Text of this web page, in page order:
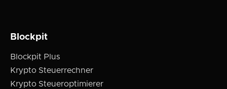
Blockpit
Blockpit Plus
Krypto Steuerrechner
Krypto Steueroptimierer